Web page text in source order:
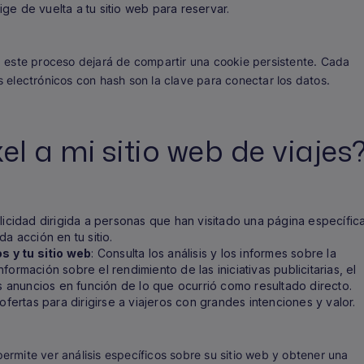
de vuelta a tu sitio web para reservar.
proceso dejará de compartir una cookie persistente. Cada
con hash son la clave para conectar los datos.
a mi sitio web de
dirigida a personas que han visitado una página
acción en tu sitio.
y tu sitio web: Consulta los análisis y los informes sobre la
sobre el rendimiento de las iniciativas publicitarias, el
en función de lo que ocurrió como resultado directo.
para dirigirse a viajeros con grandes intenciones y valor.
ver análisis específicos sobre su sitio web y obtener una